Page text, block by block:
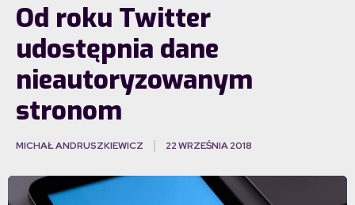
Od roku Twitter
udostępnia dane
nieautoryzowanym
stronom
MICHAŁ ANDRUSZKIEWICZ 22 WRZEŚNIA 2018